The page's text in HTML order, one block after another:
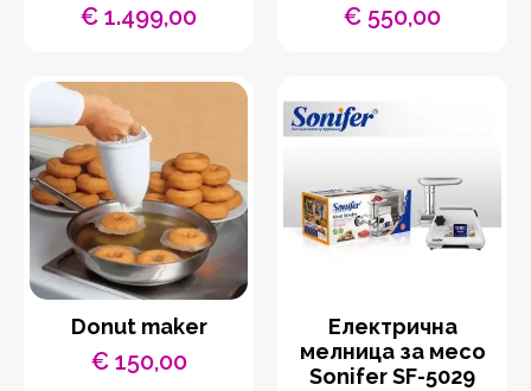
€ 1.499,00 € 550,00
Donut maker
€150,00
Eлектрична
мелница за месо
Sonifer SF-5029